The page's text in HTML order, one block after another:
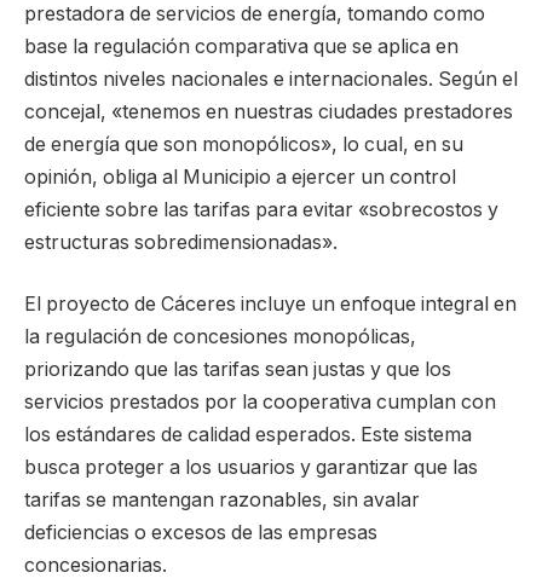
prestadora de servicios de energía, tomando como
base la regulación comparativa que se aplica en
distintos niveles nacionales e internacionales. Según el
concejal, «tenemos en nuestras ciudades prestadores
de energía que son monopólicos», lo cual, en su
opinión, obliga al Municipio a ejercer un control
eficiente sobre las tarifas para evitar «sobrecostos y
estructuras sobredimensionadas».
El proyecto de Cáceres incluye un enfoque integral en
la regulación de concesiones monopólicas,
priorizando que las tarifas sean justas y que los
servicios prestados por la cooperativa cumplan con
los estándares de calidad esperados. Este sistema
busca proteger a los usuarios y garantizar que las
tarifas se mantengan razonables, sin avalar
deficiencias o excesos de las empresas
concesionarias.